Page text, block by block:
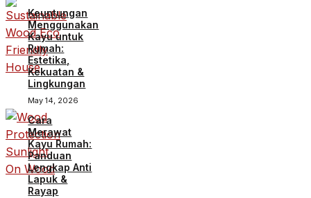
Keuntungan
Menggunakan
Kayu untuk
Rumah:
Estetika,
Kekuatan &
Lingkungan
May 14, 2026
Cara
Merawat
Kayu Rumah:
Panduan
Lengkap Anti
Lapuk &
Rayap